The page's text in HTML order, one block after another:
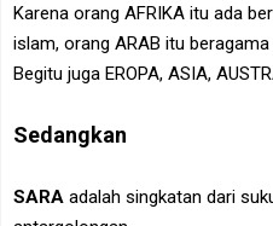
Karena orang AFRIKA itu ada
islam, orang ARAB itu
Begitu juga EROPA, ASIA,
Sedangkan
SARA adalah singkatan dari